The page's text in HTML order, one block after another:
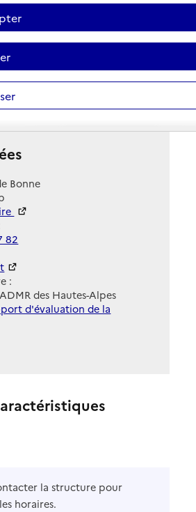
Bonne
82
:
des Hautes-Alpes
d'évaluation de la
la structure pour
horaires.